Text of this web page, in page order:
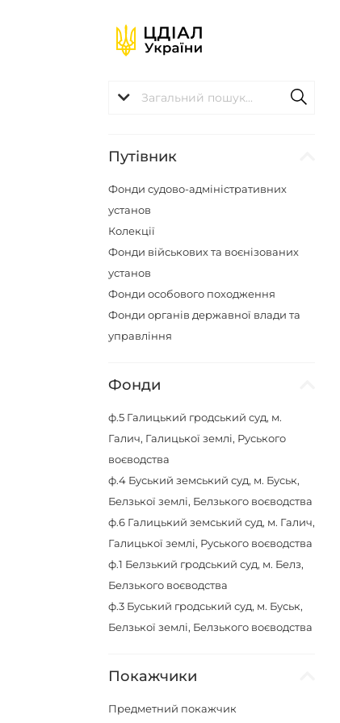
Путівник
Фонди судово-адміністративних
установ
Колекції
Фонди військових та воєнізованих
установ
Фонди особового походження
Фонди органів державної влади та
управління
Фонди
ф.5 Галицький гродський суд, м.
Галич, Галицької землі, Руського
воєводства
ф.4 Буський земський суд, м. Буськ,
Белзької землі, Белзького воєводства
ф.6 Галицький земський суд, м. Галич,
Галицької землі, Руського воєводства
ф.1 Белзький гродський суд, м. Белз,
Белзького воєводства
ф.3 Буський гродський суд, м. Буськ,
Белзької землі, Белзького воєводства
Покажчики
Предметний покажчик